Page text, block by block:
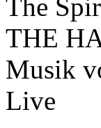
The
THE
Musik
Live